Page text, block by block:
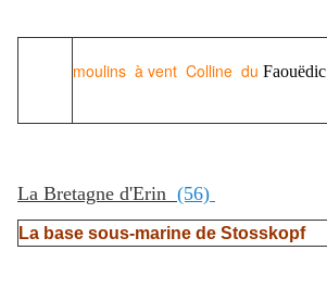
moulins à vent Colline du Faouëdic
La Bretagne d'Erin (56)
La base sous-marine de Stosskopf